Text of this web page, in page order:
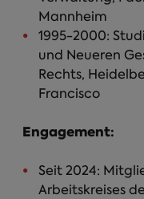
Mannheim
1995-2000:
und Neueren
Rechts,
Francisco
Engagement:
Seit 2024:
Arbeitskreises